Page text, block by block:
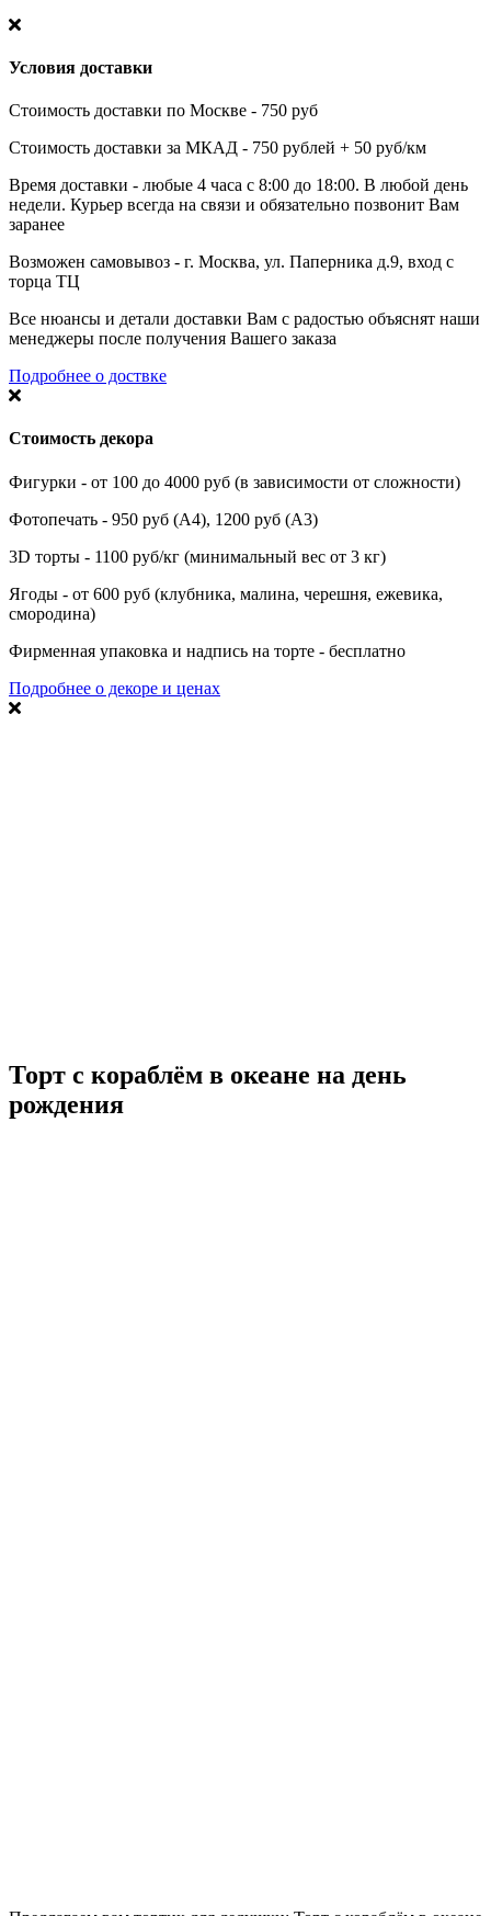
Условия доставки
Стоимость доставки по Москве - 750 руб
Стоимость доставки за МКАД - 750 рублей + 50 руб/км
Время доставки - любые 4 часа с 8:00 до 18:00. В любой день
недели. Курьер всегда на связи и обязательно позвонит Вам
заранее
Возможен самовывоз - г. Москва, ул. Паперника д.9, вход с
торца ТЦ
Все нюансы и детали доставки Вам с радостью объяснят наши
менеджеры после получения Вашего заказа
Подробнее о доствке
Стоимость декора
Фигурки - от 100 до 4000 руб (в зависимости от сложности)
Фотопечать - 950 руб (А4), 1200 руб (А3)
3D торты - 1100 руб/кг (минимальный вес от 3 кг)
Ягоды - от 600 руб (клубника, малина, черешня, ежевика,
смородина)
Фирменная упаковка и надпись на торте - бесплатно
Подробнее о декоре и ценах
Торт с кораблём в океане на день
рождения